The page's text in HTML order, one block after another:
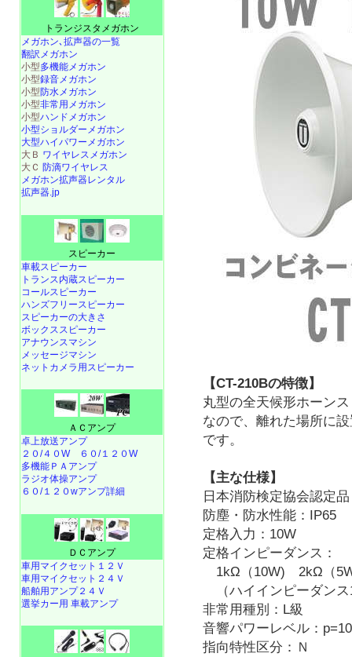
【CT-210Bの特徴】
丸型の全天候形ホーン
なので、離れた場所に
です。
【主な仕様】
日本消防検定協会認定品
防塵・防水性能：IP65
定格入力：10W
定格インピーダンス：
1kΩ（10W) 2kΩ（
（ハイインピーダンス
非常用種別：L級
音響パワーレベル：
指向特性区分：Ｎ
トランジスタメガホン
メガホン､拡声器の一覧
翻訳メガホン
小型多機能メガホン
小型録音メガホン
小型防水メガホン
小型非常用メガホン
小型ハンドメガホン
小型ショルダーメガホン
大型ハイパワーメガホン
大Ｂ ワイヤレスメガホン
大Ｃ 防滴ワイヤレス
メガホン拡声器レンタル
拡声器.jp
スピーカー
車載スピーカー
トランス内蔵スピーカー
コールスピーカー
ハンズフリースピーカー
スピーカーの大きさ
ボックススピーカー
アナウンスマシン
メッセージマシン
ネットカメラ用スピーカー
ＡＣアンプ
卓上放送アンプ
２０/４０W
６０/１２０W
多機能ＰＡアンプ
ラジオ体操アンプ
６０/１２０wアンプ詳細
ＤＣアンプ
車用マイクセット１２Ｖ
車用マイクセット２４Ｖ
船舶用アンプ２４Ｖ
選挙カー用 車載アンプ